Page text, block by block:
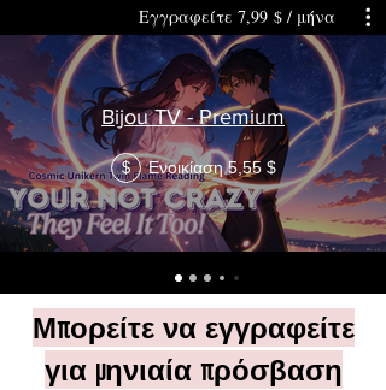
Εγγραφείτε 7,99 $ / μήνα
Bijou TV - Premium
$ Ενοικίαση 5,55 $
Μπορείτε να εγγραφείτε
για μηνιαία πρόσβαση